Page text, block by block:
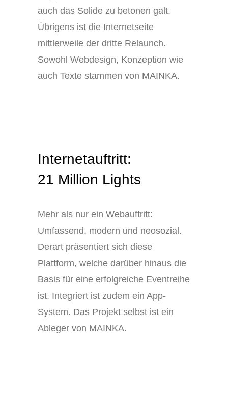
auch das Solide zu betonen galt.
Übrigens ist die Internetseite
mittlerweile der dritte Relaunch.
Sowohl Webdesign, Konzeption wie
auch Texte stammen von MAINKA.
Internetauftritt:
21 Million Lights
Mehr als nur ein Webauftritt:
Umfassend, modern und neosozial.
Derart präsentiert sich diese
Plattform, welche darüber hinaus die
Basis für eine erfolgreiche Eventreihe
ist. Integriert ist zudem ein App-
System. Das Projekt selbst ist ein
Ableger von MAINKA.